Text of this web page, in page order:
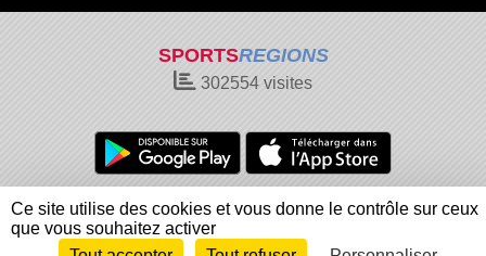
SPORTSREGIONS
302554 visites
Charte cookies
Gestion des cookies
Informations légales
Signaler un contenu inapproprié
Ce site utilise des cookies et vous donne le contrôle sur ceux
que vous souhaitez activer